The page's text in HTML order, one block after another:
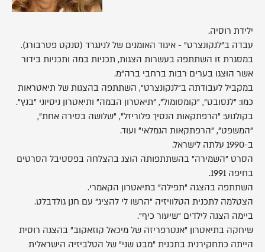
ילידת רוסיה.
עבדה ב"לנקונצרט" - איגוד האומנים של לנינגרד (סנקט פטרבורג).
במסגרת זו השתתפה בעשרות הצגות, תכניות במה ותכניות בידור
אשר הוצגו בערים רבות ברחבי ברה"מ.
במקביל לעבודתה ב"לנקונצרט", השתתפה בהצגות של תיאטראות
כמו: "לנסובט", "קומסומול", "תיאטרון הבמה" ותיאטרון ניסיוני "בנץ".
בקולנוע: "הרפתקאות הנסיך פלוריזל", "שלושה בסירה אחת",
"המשפט", "הרפתקאות הגמלאי" ועוד.
ב-1990 עלתה לישראל.
הסרט "השמירה" בהשתתפותה הוצג בהצלחה בפסטיבל הסרטים
בחיפה 1991.
השתתפה בהצגה "תפילה" בתיאטרון הקאמרי.
הצטלמה לתכנית הטלוויזיה "הרשו לי להציג" עם חנן גולדבלט.
ביימה הצגה לילדים "שיעור כיף".
שיחקה בתיאטרון "אנטרפריזה של מיכאל קוזאקוב" בהצגה רוסית
הייתה כתחקירנית בתכנית "מבט שני" של הטלביזיה הישראלית